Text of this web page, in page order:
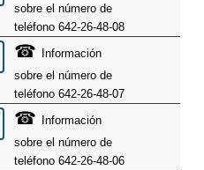
sobre el número de
teléfono 642-26-48-08
☎
Información
sobre el número de
teléfono 642-26-48-07
☎
Información
sobre el número de
teléfono 642-26-48-06